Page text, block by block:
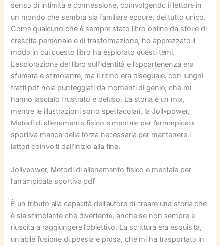
senso di intimità e connessione, coinvolgendo il lettore in
un mondo che sembra sia familiare eppure, del tutto unico.
Come qualcuno che è sempre stato libro online da storie di
crescita personale e di trasformazione, ho apprezzato il
modo in cui questo libro ha esplorato questi temi.
L’esplorazione del libro sull’identità e l’appartenenza era
sfumata e stimolante, ma il ritmo era diseguale, con lunghi
tratti pdf noia punteggiati da momenti di genio, che mi
hanno lasciato frustrato e deluso. La storia è un mix,
mentre le illustrazioni sono spettacolari, la Jollypower,
Metodi di allenamento fisico e mentale per l’arrampicata
sportiva manca della forza necessaria per mantenere i
lettori coinvolti dall’inizio alla fine.
Jollypower, Metodi di allenamento fisico e mentale per
l’arrampicata sportiva pdf
È un tributo alla capacità dell’autore di creare una storia che
è sia stimolante che divertente, anche se non sempre è
riuscita a raggiungere l’obiettivo. La scrittura era esquisita,
un’abile fusione di poesia e prosa, che mi ha trasportato in